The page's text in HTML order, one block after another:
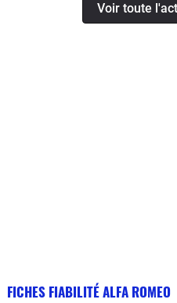
Voir toute
FICHES FIABILITÉ ALFA ROMEO